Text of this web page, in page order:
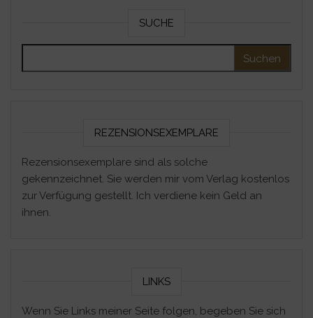
SUCHE
REZENSIONSEXEMPLARE
Rezensionsexemplare sind als solche
gekennzeichnet. Sie werden mir vom Verlag kostenlos
zur Verfügung gestellt. Ich verdiene kein Geld an
ihnen.
LINKS
Wenn Sie Links meiner Seite folgen, begeben Sie sich